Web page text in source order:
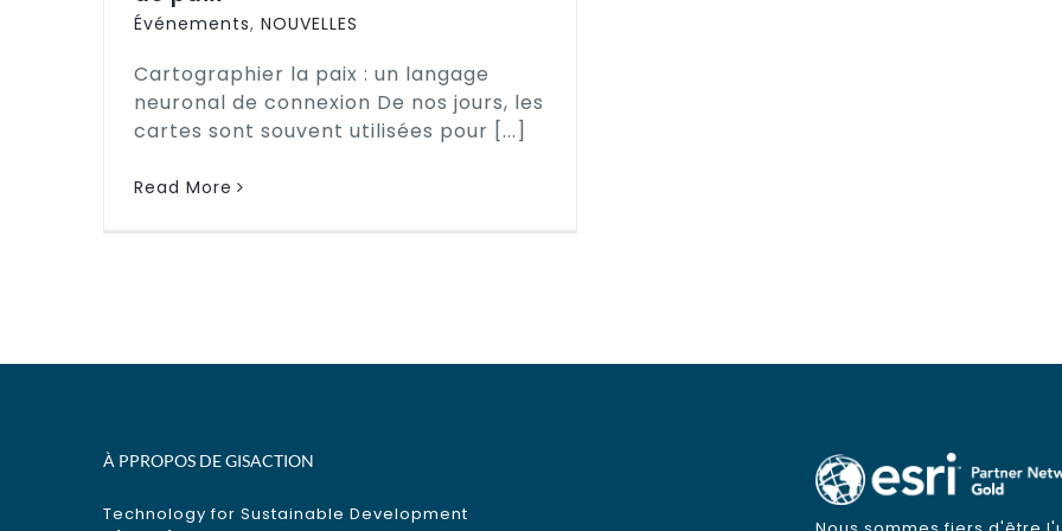
Événements, NOUVELLES
Cartographier la paix : un langage
neuronal de connexion De nos jours, les
cartes sont souvent utilisées pour [...]
Read More
À PPROPOS DE GISACTION
Technology for Sustainable Development